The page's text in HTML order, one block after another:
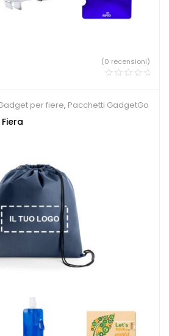
(0 recensioni)
per fiere, Pacchetti GadgetGo